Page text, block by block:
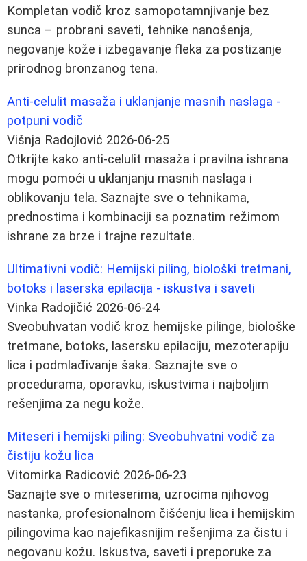
Kompletan vodič kroz samopotamnjivanje bez
sunca – probrani saveti, tehnike nanošenja,
negovanje kože i izbegavanje fleka za postizanje
prirodnog bronzanog tena.
Anti-celulit masaža i uklanjanje masnih naslaga -
potpuni vodič
Višnja Radojlović 2026-06-25
Otkrijte kako anti-celulit masaža i pravilna ishrana
mogu pomoći u uklanjanju masnih naslaga i
oblikovanju tela. Saznajte sve o tehnikama,
prednostima i kombinaciji sa poznatim režimom
ishrane za brze i trajne rezultate.
Ultimativni vodič: Hemijski piling, biološki tretmani,
botoks i laserska epilacija - iskustva i saveti
Vinka Radojičić 2026-06-24
Sveobuhvatan vodič kroz hemijske pilinge, biološke
tretmane, botoks, lasersku epilaciju, mezoterapiju
lica i podmlađivanje šaka. Saznajte sve o
procedurama, oporavku, iskustvima i najboljim
rešenjima za negu kože.
Miteseri i hemijski piling: Sveobuhvatni vodič za
čistiju kožu lica
Vitomirka Radicović 2026-06-23
Saznajte sve o miteserima, uzrocima njihovog
nastanka, profesionalnom čišćenju lica i hemijskim
pilingovima kao najefikasnijim rešenjima za čistu i
negovanu kožu. Iskustva, saveti i preporuke za